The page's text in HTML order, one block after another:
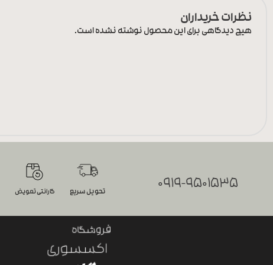
نظرات خریداران
هیچ دیدگاهی برای این محصول نوشته نشده است.
0919-9501535 تحویل سریع گارانتی تعویض